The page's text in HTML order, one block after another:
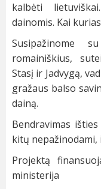
kalbėti
dainomis. Kai
Susipažinome
romainiškius,
Stasį ir Jadvygą,
gražaus balso
dainą.
Bendravimas
kitų nepažinodami,
Projektą
ministerija